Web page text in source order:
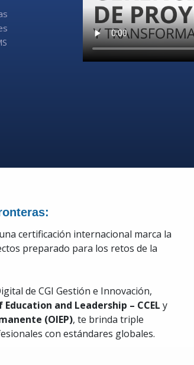
certificación internacional marca la
preparado para los retos de la
de CGI Gestión e Innovación,
and Leadership – CCEL y
(OIEP), te brinda triple
con estándares globales.